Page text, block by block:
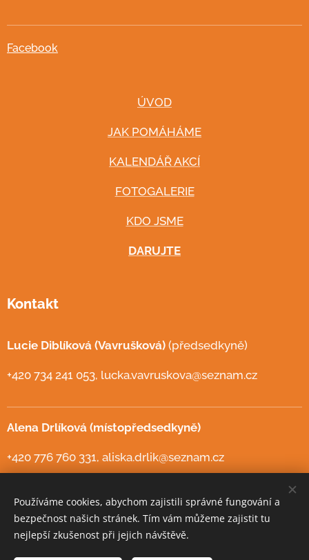
Facebook
ÚVOD
JAK POMÁHÁME
KALENDÁŘ AKCÍ
FOTOGALERIE
KDO JSME
DARUJTE
Kontakt
Lucie Diblíková (Vavrušková) (předsedkyně)
+420 734 241 053, lucka.vavruskova@seznam.cz
Alena Drlíková (místopředsedkyně)
+420 776 760 331, aliska.drlik@seznam.cz
Webové stránky jsou podpořeny Webnode poskytnutím prémiových
služeb zdarma.
Používáme cookies, abychom zajistili správné fungování a
bezpečnost našich stránek. Tím vám můžeme zajistit tu
nejlepší zkušenost při jejich návštěvě.